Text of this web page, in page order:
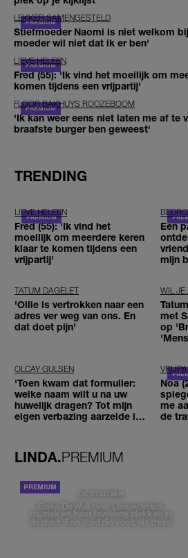
LEKKER SAMENGESTELD
Stiefmoeder Naomi is niet welkom
moeder wil niet dat ik er ben'
LIEVE HELEEN
Fred (55): 'Ik vind het moeilijk om
komen tijdens een vrijpartij'
FLOOR BAKHUYS ROOZEBOOM
'Ik kan weer eens niet laten me af te
braafste burger ben geweest'
TRENDING
LIEVE HELEEN
Fred (55): 'Ik vind het
moeilijk om meerdere keren
klaar te komen tijdens een
vrijpartij'
Een
mijn
TATUM DAGELET
'Ollie is vertrokken naar een
adres ver weg van ons. En
dat doet pijn’
WIL JE
met
op
OLCAY GULSEN
'Toen kwam dat formulier:
welke naam wilt u na uw
huwelijk dragen? Tot mijn
eigen verbazing aarzelde ik
Noa
me
de
LINDA.PREMIUM
DE STAD VAN
Elske DeWall over Leeuwarden,
muziek en haar favoriete plekken in
de stad: 'Een stad die voelt als thuis'